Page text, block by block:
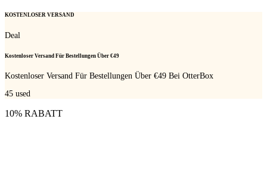
KOSTENLOSER VERSAND
Deal
Kostenloser Versand Für Bestellungen Über €49
Kostenloser Versand Für Bestellungen Über €49 Bei OtterBox
45 used
10% RABATT